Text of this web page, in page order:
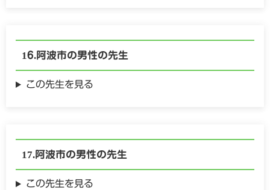
阿波市の男性の先生
この先生を見る
阿波市の男性の先生
この先生を見る